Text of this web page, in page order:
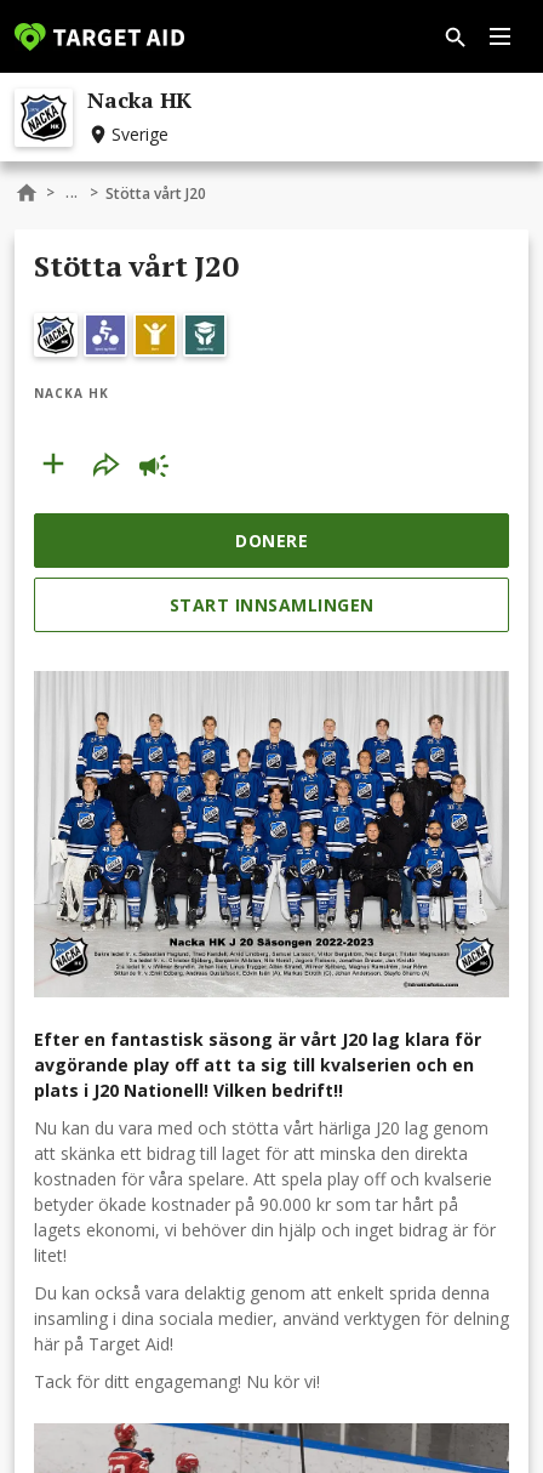
Nacka HK
Sverige
> ... > Stötta vårt J20
Stötta vårt J20
NACKA HK
DONERE
START INNSAMLINGEN
Efter en fantastisk säsong är vårt J20 lag klara för
avgörande play off att ta sig till kvalserien och en
plats i J20 Nationell! Vilken bedrift!!
Nu kan du vara med och stötta vårt härliga J20 lag genom
att skänka ett bidrag till laget för att minska den direkta
kostnaden för våra spelare. Att spela play off och kvalserie
betyder ökade kostnader på 90.000 kr som tar hårt på
lagets ekonomi, vi behöver din hjälp och inget bidrag är för
litet!
Du kan också vara delaktig genom att enkelt sprida denna
insamling i dina sociala medier, använd verktygen för delning
här på Target Aid!
Tack för ditt engagemang! Nu kör vi!